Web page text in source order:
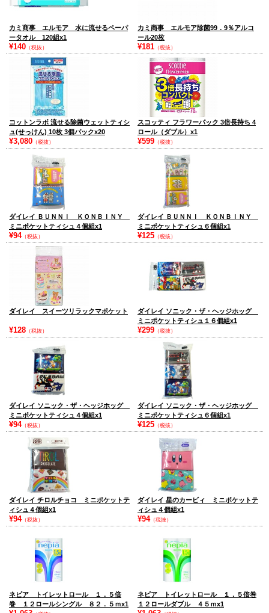
カミ商事 エルモア 水に流せるペーパ
ータオル 120組x1
¥140 （税抜）
カミ商事 エルモア除菌99．9％アルコ
ール20枚
¥181 （税抜）
コットンラボ 流せる除菌ウェットティシ
ュ(せっけん) 10枚 3個パックx20
¥3,080 （税抜）
スコッティ フラワーパック 3倍長持ち 4
ロール（ダブル）x1
¥599 （税抜）
ダイレイ ＢＵＮＮＩ ＫＯＮＢＩＮＹ
ミニポケットティシュ４個組x1
¥94（税抜）
ダイレイ ＢＵＮＮＩ ＫＯＮＢＩＮＹ
ミニポケットティシュ６個組x1
¥125 （税抜）
ダイレイ スイーツリラックマポケット
¥128 （税抜）
ダイレイ ソニック・ザ・ヘッジホッグ
ミニポケットティシュ１６個組x1
¥299 （税抜）
ダイレイ ソニック・ザ・ヘッジホッグ
ミニポケットティシュ４個組x1
¥94（税抜）
ダイレイ ソニック・ザ・ヘッジホッグ
ミニポケットティシュ６個組x1
¥125 （税抜）
ダイレイ チロルチョコ ミニポケットテ
ィシュ４個組x1
¥94（税抜）
ダイレイ 星のカービィ ミニポケットテ
ィシュ４個組x1
¥94（税抜）
ネピア トイレットロール １．５倍
巻 １２ロールシングル ８２．５ｍx1
ネピア トイレットロール １．５倍巻
１２ロールダブル ４５ｍx1